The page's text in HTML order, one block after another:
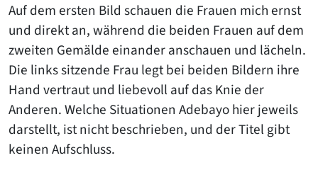
Auf dem ersten Bild schauen die Frauen mich ernst
und direkt an, während die beiden Frauen auf dem
zweiten Gemälde einander anschauen und lächeln.
Die links sitzende Frau legt bei beiden Bildern ihre
Hand vertraut und liebevoll auf das Knie der
Anderen. Welche Situationen Adebayo hier jeweils
darstellt, ist nicht beschrieben, und der Titel gibt
keinen Aufschluss.